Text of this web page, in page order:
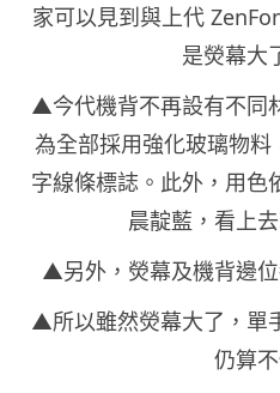
家可以見到與上代
是熒幕大
▲今代機背不再設有不同
為全部採用強化玻璃物料
字線條標誌。此外，用色
晨靛藍，看上
▲另外，熒幕及機背邊
▲所以雖然熒幕大了，單
仍算